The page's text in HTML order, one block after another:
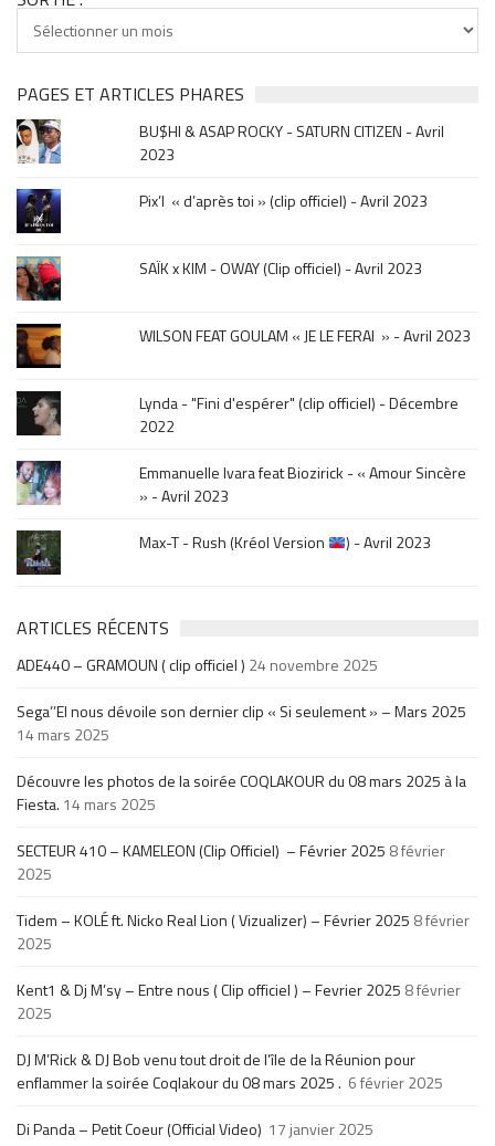
cherches
&
musique,
click
sur
le
mois
de
la
sortie
PAGES ET ARTICLES PHARES
BU$HI & ASAP ROCKY - SATURN CITIZEN - Avril
2023
Pix’l « d’après toi » (clip officiel) - Avril 2023
SAÏK x KIM - OWAY (Clip officiel) - Avril 2023
WILSON FEAT GOULAM « JE LE FERAI » - Avril 2023
Lynda - "Fini d'espérer" (clip officiel) - Décembre
2022
Emmanuelle Ivara feat Biozirick - « Amour Sincère
» - Avril 2023
Max-T - Rush (Kréol Version
) - Avril 2023
ARTICLES RÉCENTS
ADE440 – GRAMOUN ( clip officiel ) 24 novembre 2025
Sega’’El nous dévoile son dernier clip « Si seulement » – Mars 2025
14 mars 2025
Découvre les photos de la soirée COQLAKOUR du 08 mars 2025 à la
Fiesta. 14 mars 2025
SECTEUR 410 – KAMELEON (Clip Officiel) – Février 2025 8 février
2025
Tidem – KOLÉ ft. Nicko Real Lion ( Vizualizer) – Février 2025 8 février
2025
Kent1 & Dj M’sy – Entre nous ( Clip officiel ) – Fevrier 2025 8 février
2025
DJ M’Rick & DJ Bob venu tout droit de l’île de la Réunion pour
enflammer la soirée Coqlakour du 08 mars 2025 . 6 février 2025
Di Panda – Petit Coeur (Official Video) 17 janvier 2025